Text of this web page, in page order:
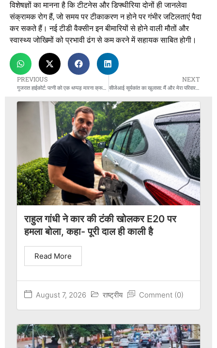
विशेषज्ञों का मानना है कि टीटनेस और डिफ्थीरिया दोनों ही जानलेवा
संक्रामक रोग हैं, जो समय पर टीकाकरण न होने पर गंभीर जटिलताएं पैदा
कर सकते हैं। नई टीडी वैक्सीन इन बीमारियों से होने वाली मौतों और
स्वास्थ्य जोखिमों को प्रभावी ढंग से कम करने में सहायक साबित होगी।
PREVIOUS
गुजरात हाईकोर्ट: पत्नी को एक थप्पड़ मारना क्रूरता नहीं, पति निर्दोष
NEXT
सीजेआई सूर्यकांत का खुलासा: मैं और मेरा परिवार भी साइबर ठगों के निशाने पर
राहुल गांधी ने कार की टंकी खोलकर E20 पर
हमला बोला, कहा- पूरी दाल ही काली है
August 7, 2026 राष्ट्रीय Comment (0)
Read More